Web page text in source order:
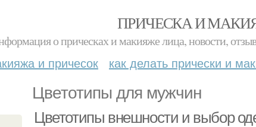
ПРИЧЕСКА И
о прическах и макияже лица, новости,
и причесок как делать прически и
Цветотипы для мужчин
Цветотипы внешности и выбор